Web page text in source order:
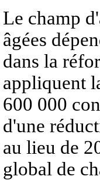
Le champ
âgées
dans la
appliquent
600 000
d'une
au lieu de
global de